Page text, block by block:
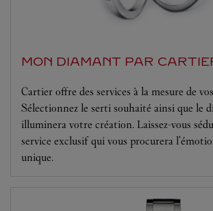
MON DIAMANT PAR
Cartier offre des services à la mesure de
Sélectionnez le serti souhaité ainsi que le
illuminera votre création. Laissez-vous
service exclusif qui vous procurera
unique.